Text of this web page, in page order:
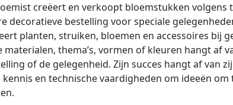
creëert en verkoopt bloemstukken volgens
decoratieve bestelling voor speciale
planten, struiken, bloemen en accessoires bij
materialen, thema’s, vormen of kleuren hangt af
of de gelegenheid. Zijn succes hangt af van
kennis en technische vaardigheden om ideeën